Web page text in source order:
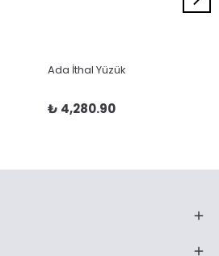
Ada İthal Yüzük
₺ 4,280.90